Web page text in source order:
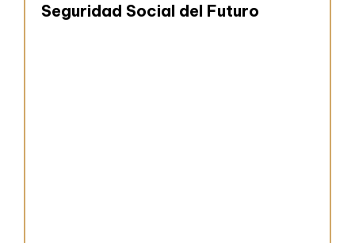
Seguridad Social del Futuro